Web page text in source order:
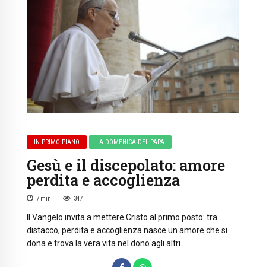
IN PRIMO PIANO LA DOMENICA DEL PAPA
Gesù e il discepolato: amore
perdita e accoglienza
7 min 347
Il Vangelo invita a mettere Cristo al primo posto: tra
distacco, perdita e accoglienza nasce un amore che si
dona e trova la vera vita nel dono agli altri.